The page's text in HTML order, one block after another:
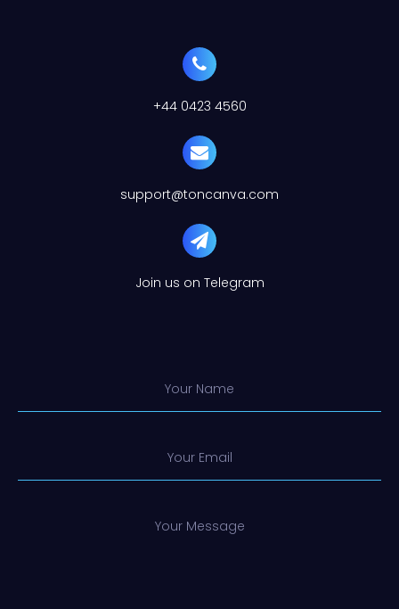
+44 0423 4560
support@toncanva.com
Join us on Telegram
Your Name
Your Email
Your Message